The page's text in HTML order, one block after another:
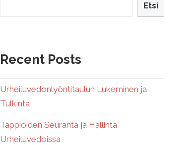
Etsi
Recent Posts
Urheiluvedonlyöntitaulun Lukeminen ja
Tulkinta
Tappioiden Seuranta ja Hallinta
Urheiluvedoissa